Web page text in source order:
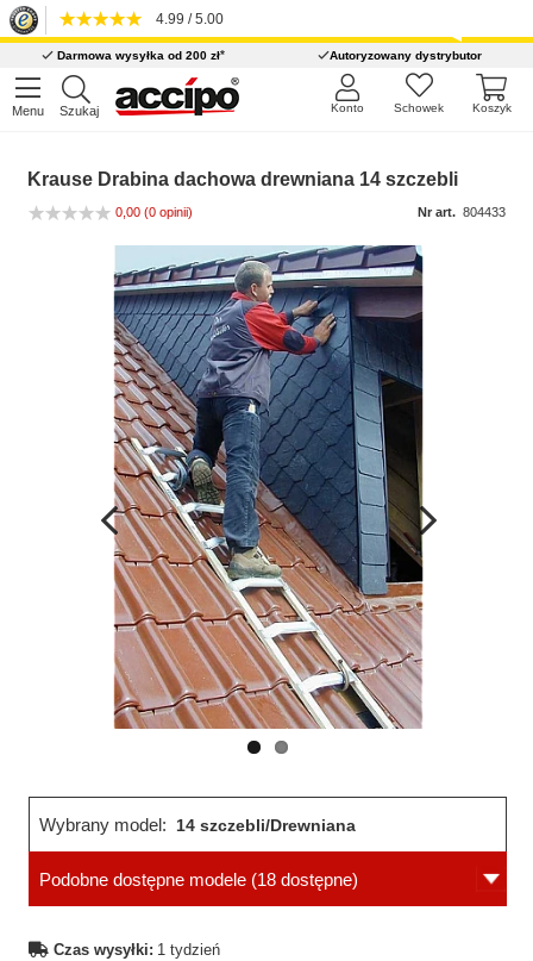
4.99 / 5.00
Darmowa wysyłka od 200 zł* Autoryzowany dystrybutor
Menu Szukaj Koszyk
Schowek
Konto
Krause Drabina dachowa drewniana 14 szczebli
0,00 (0 opinii) Nr art. 804433
Wcześniejsza
strona
Następne
strona
Wybrany model: 14 szczebli/Drewniana
Podobne dostępne modele (18 dostępne)
Czas wysyłki: 1 tydzień